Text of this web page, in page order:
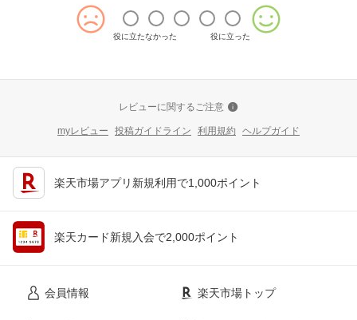
役に立たなかった 役に立った
レビューに関するご注意
myレビュー 投稿ガイドライン 利用規約 ヘルプガイド
楽天市場アプリ新規利用で1,000ポイント
楽天カード新規入会で2,000ポイント
会員情報 楽天市場トップ